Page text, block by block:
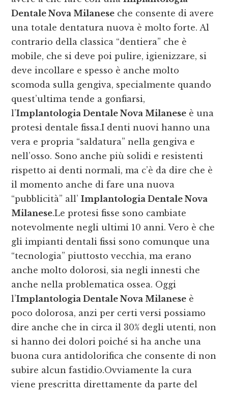
Dentale Nova Milanese che consente di avere
una totale dentatura nuova è molto forte. Al
contrario della classica “dentiera” che è
mobile, che si deve poi pulire, igienizzare, si
deve incollare e spesso è anche molto
scomoda sulla gengiva, specialmente quando
quest’ultima tende a gonfiarsi,
l’Implantologia Dentale Nova Milanese è una
protesi dentale fissa.I denti nuovi hanno una
vera e propria “saldatura” nella gengiva e
nell’osso. Sono anche più solidi e resistenti
rispetto ai denti normali, ma c’è da dire che è
il momento anche di fare una nuova
“pubblicità” all’Implantologia Dentale Nova
Milanese.Le protesi fisse sono cambiate
notevolmente negli ultimi 10 anni. Vero è che
gli impianti dentali fissi sono comunque una
“tecnologia” piuttosto vecchia, ma erano
anche molto dolorosi, sia negli innesti che
anche nella problematica ossea. Oggi
l’Implantologia Dentale Nova Milanese è
poco dolorosa, anzi per certi versi possiamo
dire anche che in circa il 30% degli utenti, non
si hanno dei dolori poiché si ha anche una
buona cura antidolorifica che consente di non
subire alcun fastidio.Ovviamente la cura
viene prescritta direttamente da parte del